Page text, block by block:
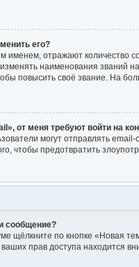
его?
именем, отражают количество
наименования званий
повысить своё звание. На
от меня требуют войти на
могут отправлять
чтобы предотвратить
сообщение?
щёлкните по кнопке «Новая
прав доступа находится